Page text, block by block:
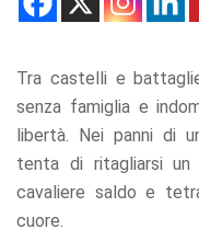
Tra castelli e
senza famiglia e
libertà. Nei panni di
tenta di ritagliarsi
cavaliere saldo e
cuore.
and
how the
used.
Experience
our website